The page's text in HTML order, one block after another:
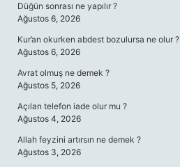
Düğün sonrası ne yapılır ?
Ağustos 6, 2026
Kur’an okurken abdest bozulursa ne olur ?
Ağustos 6, 2026
Avrat olmuş ne demek ?
Ağustos 5, 2026
Açılan telefon iade olur mu ?
Ağustos 4, 2026
Allah feyzini artırsın ne demek ?
Ağustos 3, 2026